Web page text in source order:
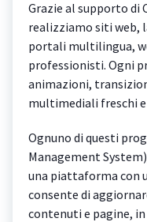
Grazie al supporto di
realizziamo siti web,
portali multilingua,
professionisti. Ogni
animazioni,
multimediali freschi
Ognuno di questi
Management
una piattaforma con
consente di
contenuti e pagine,